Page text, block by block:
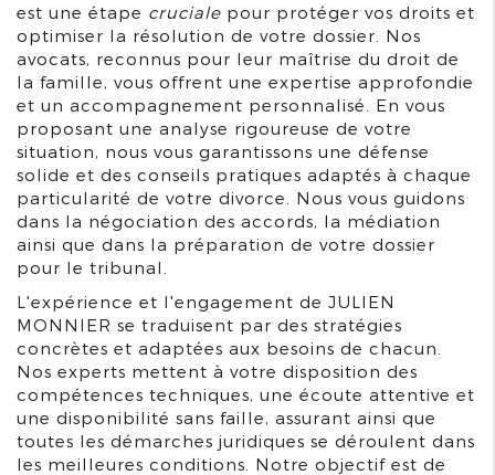
est une étape cruciale pour protéger vos droits et
optimiser la résolution de votre dossier. Nos
avocats, reconnus pour leur maîtrise du droit de
la famille, vous offrent une expertise approfondie
et un accompagnement personnalisé. En vous
proposant une analyse rigoureuse de votre
situation, nous vous garantissons une défense
solide et des conseils pratiques adaptés à chaque
particularité de votre divorce. Nous vous guidons
dans la négociation des accords, la médiation
ainsi que dans la préparation de votre dossier
pour le tribunal.
L'expérience et l'engagement de JULIEN
MONNIER se traduisent par des stratégies
concrètes et adaptées aux besoins de chacun.
Nos experts mettent à votre disposition des
compétences techniques, une écoute attentive et
une disponibilité sans faille, assurant ainsi que
toutes les démarches juridiques se déroulent dans
les meilleures conditions. Notre objectif est de